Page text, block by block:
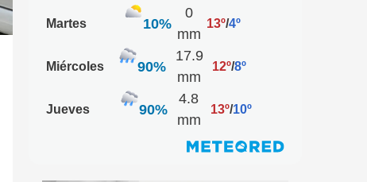
Martes 10%
0
mm
13º/4º
Miércoles 90%
17.9
mm
12º/8º
Jueves 90%
4.8
mm
13º/10º